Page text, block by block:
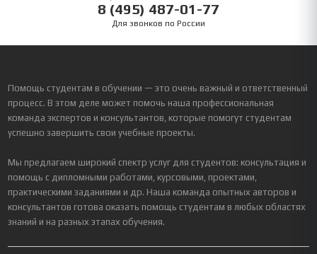
8 (495) 487-01-77
Для звонков по России
Помощь студентам в обучении — это очень важный и ответственный
процесс. В этом деле может помочь наша профессиональная
команда экспертов и консультантов, которые помогут студентам
успешно завершить свои учебные проекты.
Мы предлагаем широкий спектр услуг для студентов: консультация и
помощь с дипломными работами, курсовыми, проектами,
практическими заданиями и др. Наша команда опытных авторов и
консультантов готова оказать помощь студентам в любых областях
знаний и на разных этапах обучения.